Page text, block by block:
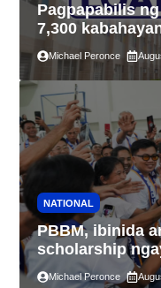
Pagpapabilis
7,300
4PH, posible na
IBIG at P.A.
Michael Peronce
NATIONAL
PBBM, ibinida
scholarship
sa kasaysayan
Michael Peronce